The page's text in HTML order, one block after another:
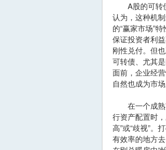
A股的可转债
认为，这种机
的“赢家市场”
保证投资者利
刚性兑付。但
可转债、尤其
面前，企业经
自然也成为市
在一个成熟
行资产配置时
高”或“歧视”。
有效率的地方